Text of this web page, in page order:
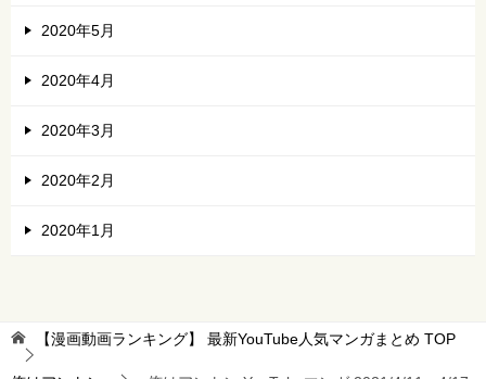
2020年5月
2020年4月
2020年3月
2020年2月
2020年1月
【漫画動画ランキング】 最新YouTube人気マンガまとめ TOP